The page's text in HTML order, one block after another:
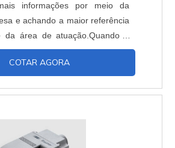
informações por meio da
e achando a maior referência
da área de atuação.Quando o
conserto de encoder, com os
da Interfag irá encontrar
medição.UM POUCO MAIS
escritório de alta qualidade onde
COTAR AGORA